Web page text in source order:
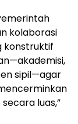
kolaborasi
konstruktif
sipil—agar
luas,”